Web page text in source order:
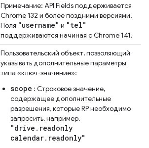
Примечание: API Fields поддерживается
Chrome 132 и более поздними версиями.
Поля "username" и "tel"
поддерживаются начиная с Chrome 141.
Пользовательский объект, позволяющий
указывать дополнительные параметры
типа «ключ-значение»:
scope : Строковое значение,
содержащее дополнительные
разрешения, которые RP необходимо
запросить, например,
"drive.readonly
calendar.readonly"